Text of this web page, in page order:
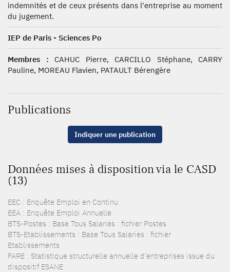
indemnités et de ceux présents dans l'entreprise au moment
du jugement.
IEP de Paris - Sciences Po
Membres : CAHUC Pierre, CARCILLO Stéphane, CARRY
Pauline, MOREAU Flavien, PATAULT Bérengère
Publications
Indiquer une publication
Données mises à disposition via le CASD
(13)
EEC : Enquête Emploi en Continu
EEA : Enquête Emploi Annuelle
BTS-Postes : Base Tous Salariés : fichier Postes
BTS-Etablissements : Base Tous Salariés : fichier
Etablissements
FARE : Statistique structurelle annuelle d’entreprises issue du
dispositif ESANE